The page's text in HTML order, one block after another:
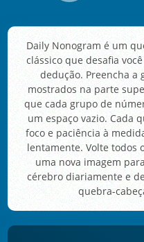
Daily Nonogram é um
clássico que desafia
dedução. Preencha a
mostrados na parte
que cada grupo de
um espaço vazio. Cada
foco e paciência à
lentamente. Volte todos
uma nova imagem
cérebro diariamente e
quebra-